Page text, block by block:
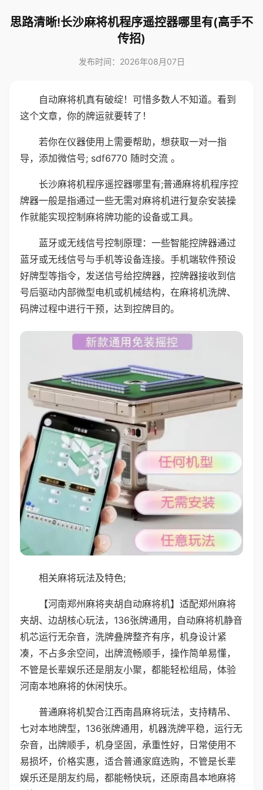
思路清晰!长沙麻将机程序遥控器哪里有(高手不
传招)
发布时间：2026年08月07日
自动麻将机真有破绽！可惜多数人不知道。看到
这个文章，你的牌运就要转了！
若你在仪器使用上需要帮助，想获取一对一指
导，添加微信号; sdf6770 随时交流 。
长沙麻将机程序遥控器哪里有;普通麻将机程序控
牌器一般是指通过一些无需对麻将机进行复杂安装操
作就能实现控制麻将牌功能的设备或工具。
蓝牙或无线信号控制原理：一些智能控牌器通过
蓝牙或无线信号与手机等设备连接。手机端软件预设
好牌型等指令，发送信号给控牌器，控牌器接收到信
号后驱动内部微型电机或机械结构，在麻将机洗牌、
码牌过程中进行干预，达到控牌目的。
相关麻将玩法及特色;
【河南郑州麻将夹胡自动麻将机】适配郑州麻将
夹胡、边胡核心玩法，136张牌通用，自动麻将机静音
机芯运行无杂音，洗牌叠牌整齐有序，机身设计紧
凑，不占多余空间，出牌流畅顺手，操作简单易懂，
不管是长辈娱乐还是朋友小聚，都能轻松组局，体验
河南本地麻将的休闲快乐。
普通麻将机契合江西南昌麻将玩法，支持精吊、
七对本地牌型，136张牌通用，机器洗牌平稳，运行无
杂音，出牌顺手，机身坚固，承重性好，日常使用不
易损坏，价格实惠，适合普通家庭选购，不管是长辈
娱乐还是朋友约局，都能畅快玩，还原南昌本地麻将